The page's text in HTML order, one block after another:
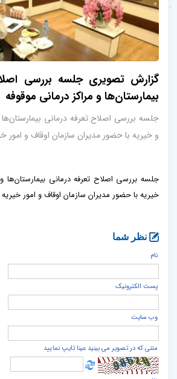
گزارش تصویری جلسه بررسی
بیمارستان‌ها و مراکز درمانی موقوفه
جلسه بررسی اصلاح تعرفه درمانی بیمارستان‌ها
و خیریه با حضور مدیران سازمان اوقاف و امور
جلسه بررسی اصلاح تعرفه درمانی بیمارستان‌ها
خیریه با حضور مدیران سازمان اوقاف و امور خیریه
نظر شما
نام
پست الكترونيک
وب سایت
متنی که در تصویر می بینید عینا تایپ نمایید